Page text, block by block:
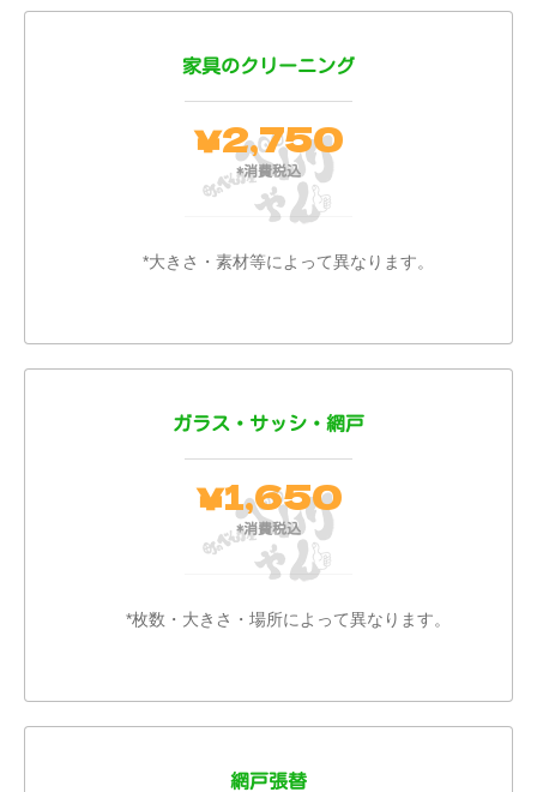
家具のクリーニング
￥2,750
*消費税込
*大きさ・素材等によって異なります。
ガラス・サッシ・網戸
￥1,650
*消費税込
*枚数・大きさ・場所によって異なります。
網戸張替